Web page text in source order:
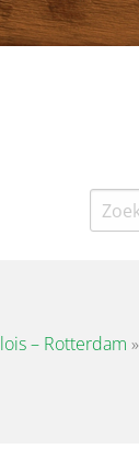
Zoeken
naar:
– Rotterdam »